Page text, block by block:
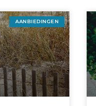
AANBIEDINGEN